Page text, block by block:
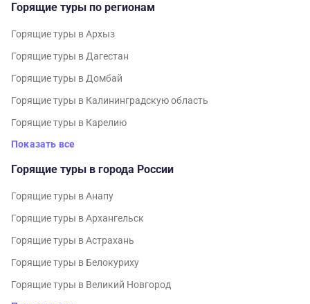
Горящие туры по регионам
Горящие туры в Архыз
Горящие туры в Дагестан
Горящие туры в Домбай
Горящие туры в Калининградскую область
Горящие туры в Карелию
Показать все
Горящие туры в города России
Горящие туры в Анапу
Горящие туры в Архангельск
Горящие туры в Астрахань
Горящие туры в Белокуриху
Горящие туры в Великий Новгород